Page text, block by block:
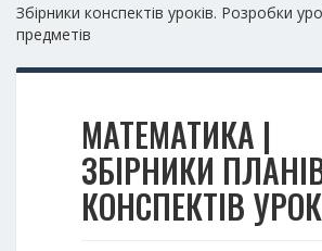
Збірники конспектів уроків. Розробки
предметів
МАТЕМАТИКА |
ЗБІРНИКИ
КОНСПЕКТІВ